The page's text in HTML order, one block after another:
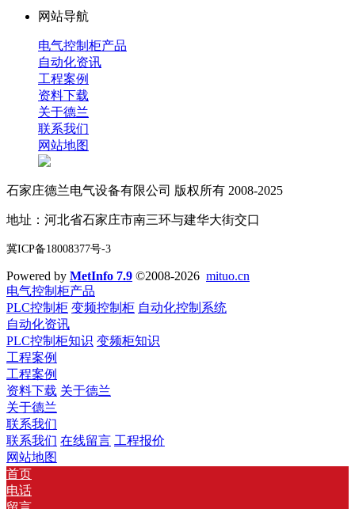
网站导航
电气控制柜产品
自动化资讯
工程案例
资料下载
关于德兰
联系我们
网站地图
石家庄德兰电气设备有限公司 版权所有 2008-2025
地址：河北省石家庄市南三环与建华大街交口
冀ICP备18008377号-3
Powered by MetInfo 7.9 ©2008-2026 mituo.cn
电气控制柜产品
PLC控制柜 变频控制柜 自动化控制系统
自动化资讯
PLC控制柜知识 变频柜知识
工程案例
工程案例
资料下载 关于德兰
关于德兰
联系我们
联系我们 在线留言 工程报价
网站地图
首页
电话